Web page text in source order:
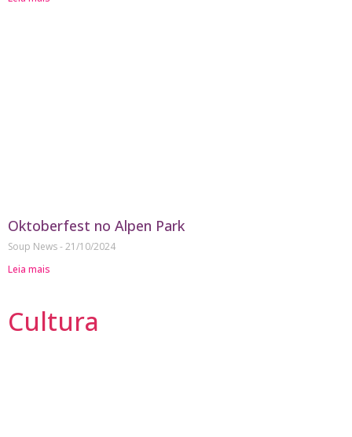
Oktoberfest no Alpen Park
Soup News 21/10/2024
Leia mais
Cultura